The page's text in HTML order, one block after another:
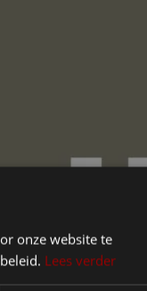
onze website te
Lees verder